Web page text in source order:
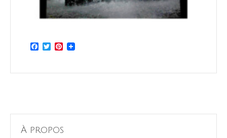
Facebook
TwitterPinterest
À propos